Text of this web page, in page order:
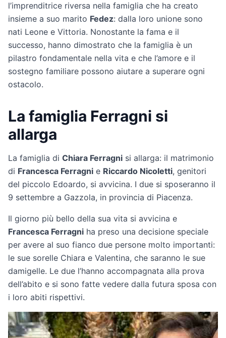
l’imprenditrice riversa nella famiglia che ha creato
insieme a suo marito Fedez: dalla loro unione sono
nati Leone e Vittoria. Nonostante la fama e il
successo, hanno dimostrato che la famiglia è un
pilastro fondamentale nella vita e che l’amore e il
sostegno familiare possono aiutare a superare ogni
ostacolo.
La famiglia Ferragni si
allarga
La famiglia di Chiara Ferragni si allarga: il matrimonio
di Francesca Ferragni e Riccardo Nicoletti, genitori
del piccolo Edoardo, si avvicina. I due si sposeranno il
9 settembre a Gazzola, in provincia di Piacenza.
Il giorno più bello della sua vita si avvicina e
Francesca Ferragni ha preso una decisione speciale
per avere al suo fianco due persone molto importanti:
le sue sorelle Chiara e Valentina, che saranno le sue
damigelle. Le due l’hanno accompagnata alla prova
dell’abito e si sono fatte vedere dalla futura sposa con
i loro abiti rispettivi.